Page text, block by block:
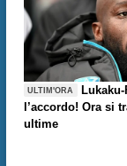
ULTIM'ORA
l’accordo! Ora si
ultime